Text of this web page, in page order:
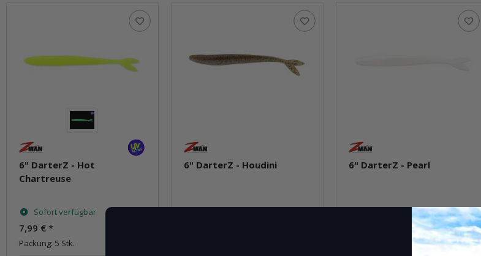
6" DarterZ - Hot
Chartreuse
Sofort verfügbar
7,99 € *
Packung: 5 Stk.
6" DarterZ - Houdini 6" DarterZ - Pearl
Sofort verfügbar